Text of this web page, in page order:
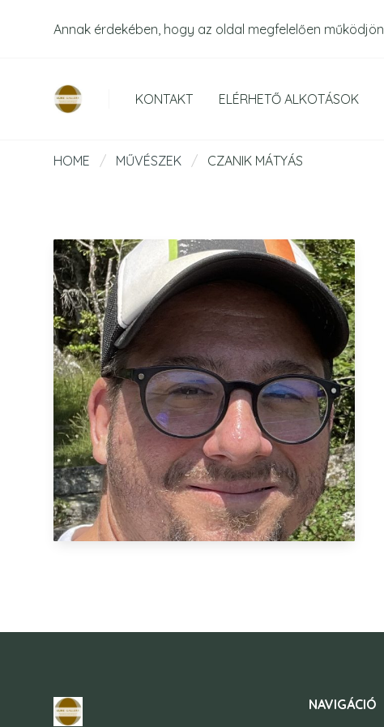
Annak érdekében, hogy az oldal megfelelően működjön
KONTAKT ELÉRHETŐ ALKOTÁSOK
HOME / MŰVÉSZEK / CZANIK MÁTYÁS
NAVIGÁCIÓ